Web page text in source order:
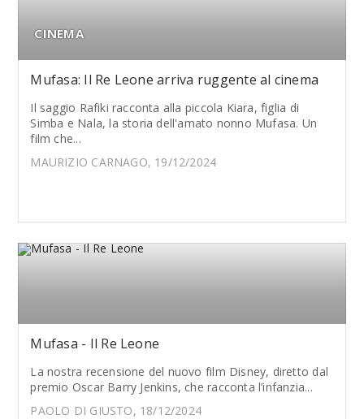
CINEMA
Mufasa: Il Re Leone arriva ruggente al cinema
Il saggio Rafiki racconta alla piccola Kiara, figlia di
Simba e Nala, la storia dell'amato nonno Mufasa. Un
film che...
MAURIZIO CARNAGO, 19/12/2024
Mufasa - Il Re Leone
La nostra recensione del nuovo film Disney, diretto dal
premio Oscar Barry Jenkins, che racconta l’infanzia...
PAOLO DI GIUSTO, 18/12/2024